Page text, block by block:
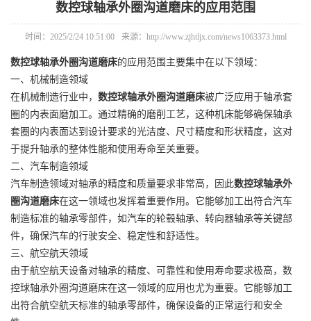
数控球轴承外圈沟道磨床的应用范围
时间：2025/2/24 10:51:00 来源：http://www.zjhtljx.com/news1063373.html
数控球轴承外圈沟道磨床的应用范围主要集中在以下领域：
一、机械制造领域
在机械制造行业中， 数控球轴承外圈沟道磨床被广泛应用于轴承套
圈的内表面磨加工。通过精确的磨削工艺，这种机床能够确保轴承
套圈的内表面达到设计要求的光洁度、尺寸精度和形状精度，这对
于提升轴承的整体性能和使用寿命至关重要。
二、汽车制造领域
汽车制造领域对轴承的精度和质量要求非常高，因此数控球轴承外
圈沟道磨床在这一领域也发挥着重要作用。它能够加工出符合汽车
制造标准的轴承零部件，如汽车的轮毂轴承、转向器轴承等关键部
件，确保汽车的行驶安全、稳定性和舒适性。
三、航空航天领域
由于航空航天设备对轴承的精度、可靠性和使用寿命要求极高，数
控球轴承外圈沟道磨床在这一领域的应用也尤为重要。它能够加工
出符合航空航天标准的轴承零部件，确保设备的正常运行和安全